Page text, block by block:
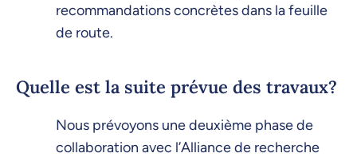
recommandations concrètes dans la feuille
de route.
Quelle est la suite prévue des travaux?
Nous prévoyons une deuxième phase de
collaboration avec l’Alliance de recherche